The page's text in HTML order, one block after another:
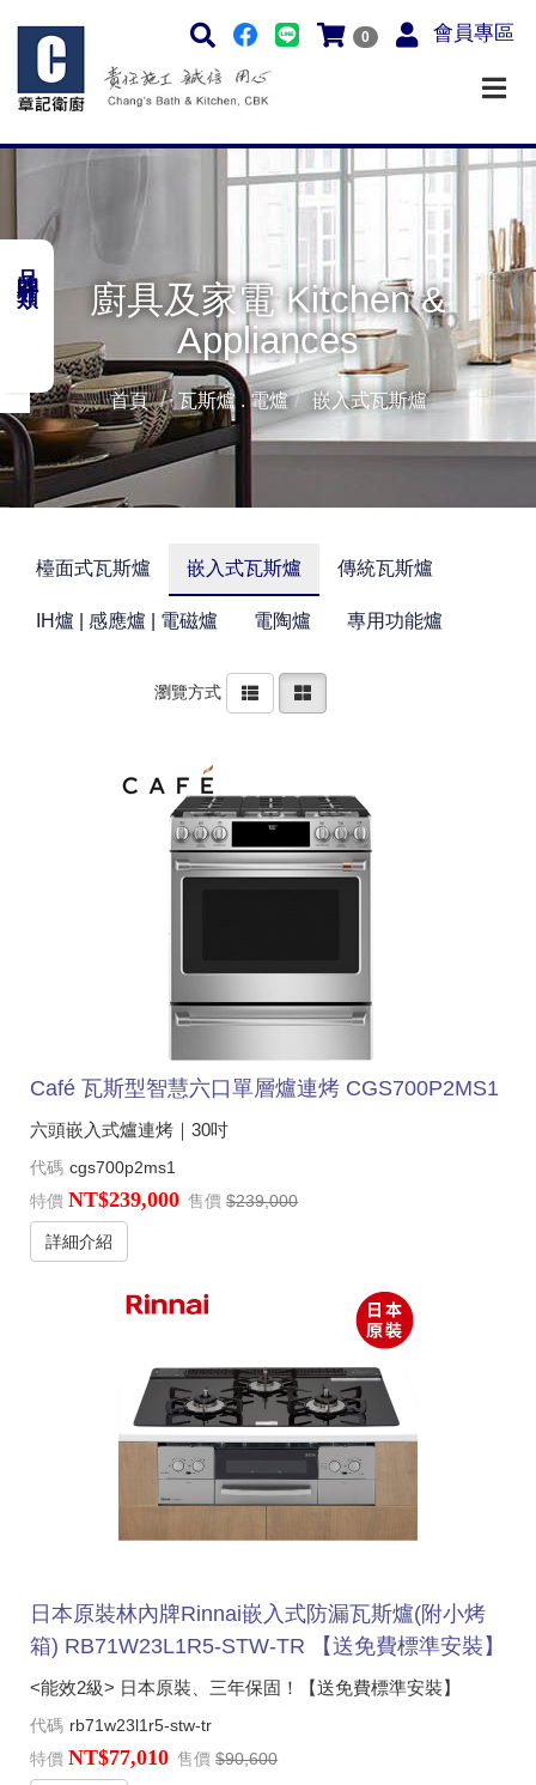
0 會員專區
廚具及家電 Kitchen &
Appliances
首頁 瓦斯爐 . 電爐 嵌入式瓦斯爐
品牌分類
檯面式瓦斯爐 嵌入式瓦斯爐 傳統瓦斯爐
IH爐 | 感應爐 | 電磁爐 電陶爐 專用功能爐
瀏覽方式
Café 瓦斯型智慧六口單層爐連烤 CGS700P2MS1
六頭嵌入式爐連烤｜30吋
代碼 cgs700p2ms1
特價 NT$239,000 售價 $239,000
詳細介紹
日本原裝林內牌Rinnai嵌入式防漏瓦斯爐(附小烤
箱) RB71W23L1R5-STW-TR 【送免費標準安裝】
<能效2級> 日本原裝、三年保固！【送免費標準安裝】
代碼 rb71w23l1r5-stw-tr
特價 NT$77,010 售價 $90,600